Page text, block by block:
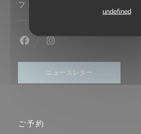
undefined
フォローしてください
ニュースレター
ご予約